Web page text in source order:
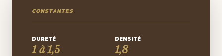
CONSTANTES
DURETÉ
1 à 1,5
DENSITÉ
1,8